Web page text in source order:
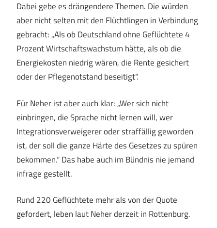
Dabei gebe es drängendere Themen. Die würden
aber nicht selten mit den Flüchtlingen in Verbindung
gebracht: „Als ob Deutschland ohne Geflüchtete 4
Prozent Wirtschaftswachstum hätte, als ob die
Energiekosten niedrig wären, die Rente gesichert
oder der Pflegenotstand beseitigt“.
Für Neher ist aber auch klar: „Wer sich nicht
einbringen, die Sprache nicht lernen will, wer
Integrationsverweigerer oder straffällig geworden
ist, der soll die ganze Härte des Gesetzes zu spüren
bekommen.“ Das habe auch im Bündnis nie jemand
infrage gestellt.
Rund 220 Geflüchtete mehr als von der Quote
gefordert, leben laut Neher derzeit in Rottenburg.